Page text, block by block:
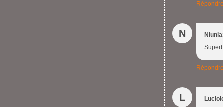
Répondre
N
Répondre
L